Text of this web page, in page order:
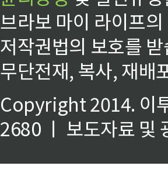
브라보 마이 라이프
저작권법의 보호를
무단전재, 복사, 재배
Copyright 2014. 이
2680 ㅣ 보도자료